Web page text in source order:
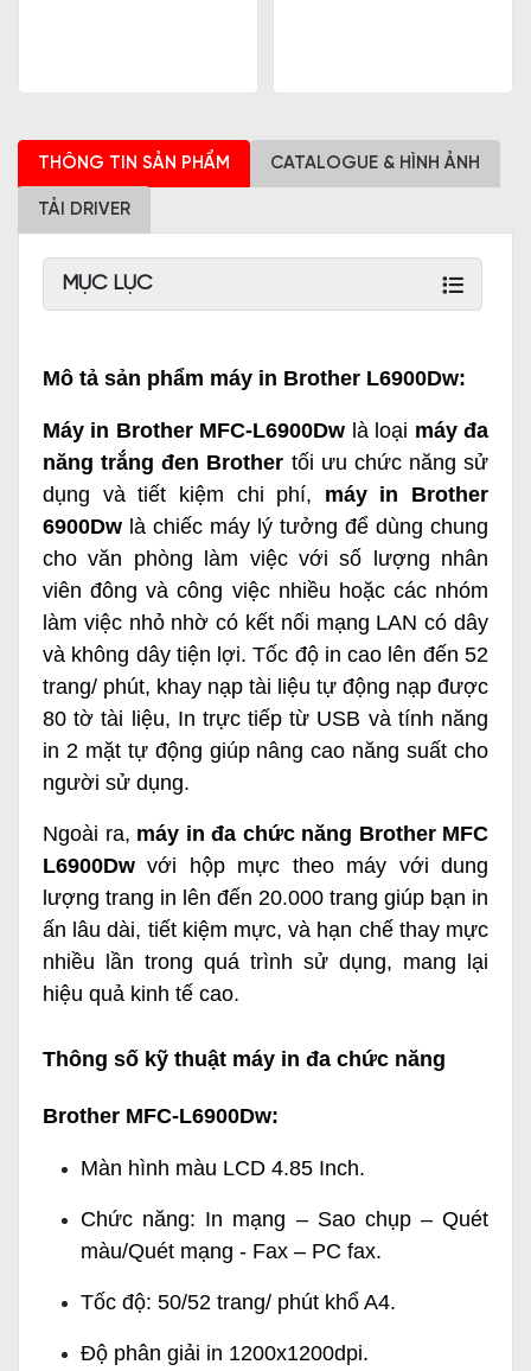
THÔNG TIN SẢN PHẨM CATALOGUE & HÌNH ẢNH
TẢI DRIVER
MỤC LỤC
Mô tả sản phẩm máy in Brother L6900Dw:
Máy in Brother MFC-L6900Dw là loại máy đa
năng trắng đen Brother tối ưu chức năng sử
dụng và tiết kiệm chi phí, máy in Brother
6900Dw là chiếc máy lý tưởng để dùng chung
cho văn phòng làm việc với số lượng nhân
viên đông và công việc nhiều hoặc các nhóm
làm việc nhỏ nhờ có kết nối mạng LAN có dây
và không dây tiện lợi. Tốc độ in cao lên đến 52
trang/ phút, khay nạp tài liệu tự động nạp được
80 tờ tài liệu, In trực tiếp từ USB và tính năng
in 2 mặt tự động giúp nâng cao năng suất cho
người sử dụng.
Ngoài ra, máy in đa chức năng Brother MFC
L6900Dw với hộp mực theo máy với dung
lượng trang in lên đến 20.000 trang giúp bạn in
ấn lâu dài, tiết kiệm mực, và hạn chế thay mực
nhiều lần trong quá trình sử dụng, mang lại
hiệu quả kinh tế cao.
Thông số kỹ thuật máy in đa chức năng
Brother MFC-L6900Dw:
Màn hình màu LCD 4.85 Inch.
Chức năng: In mạng – Sao chụp – Quét
màu/Quét mạng - Fax – PC fax.
Tốc độ: 50/52 trang/ phút khổ A4.
Độ phân giải in 1200x1200dpi.